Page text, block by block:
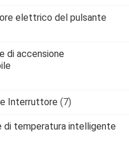
elettrico del pulsante
di accensione
Interruttore (7)
di temperatura intelligente